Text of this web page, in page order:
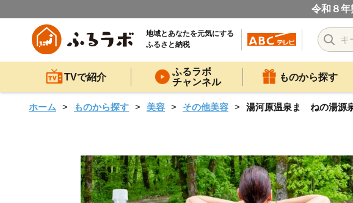
令和８年
地域とあなたを元気にする
ふるさと納税
TVで紹介
ふるラボ
チャンネル
ものから探す
ホーム ものから探す 美容 その他美容 湯河原温泉まゝねの湯源